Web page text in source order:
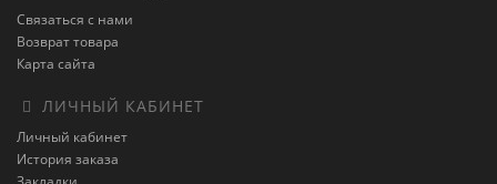
Связаться с нами
Возврат товара
Карта сайта
ЛИЧНЫЙ КАБИНЕТ
Личный кабинет
История заказа